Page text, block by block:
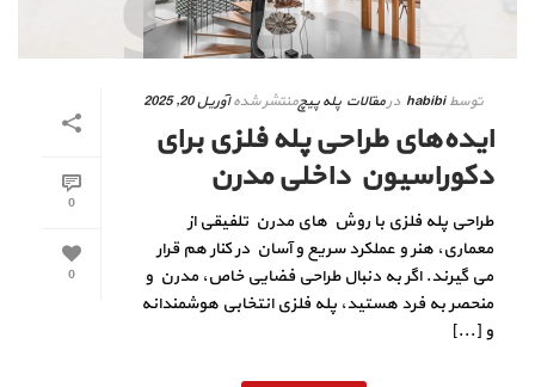
0
0
توسط habibi درمقالات پله پیچمنتشر شدهآوریل 20, 2025
ایده‌های طراحی پله فلزی برای
دکوراسیون داخلی مدرن
طراحی پله فلزی با روش های مدرن تلفیقی از
معماری، هنر و عملکرد سریع و آسان در کنار هم قرار
می‌ گیرند. اگر به دنبال طراحی فضایی خاص، مدرن و
منحصر به‌ فرد هستید، پله فلزی انتخابی هوشمندانه
و [...]